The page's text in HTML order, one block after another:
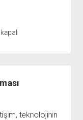
teknolojinin